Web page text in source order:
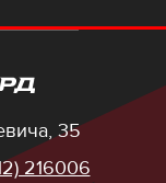
35
216006